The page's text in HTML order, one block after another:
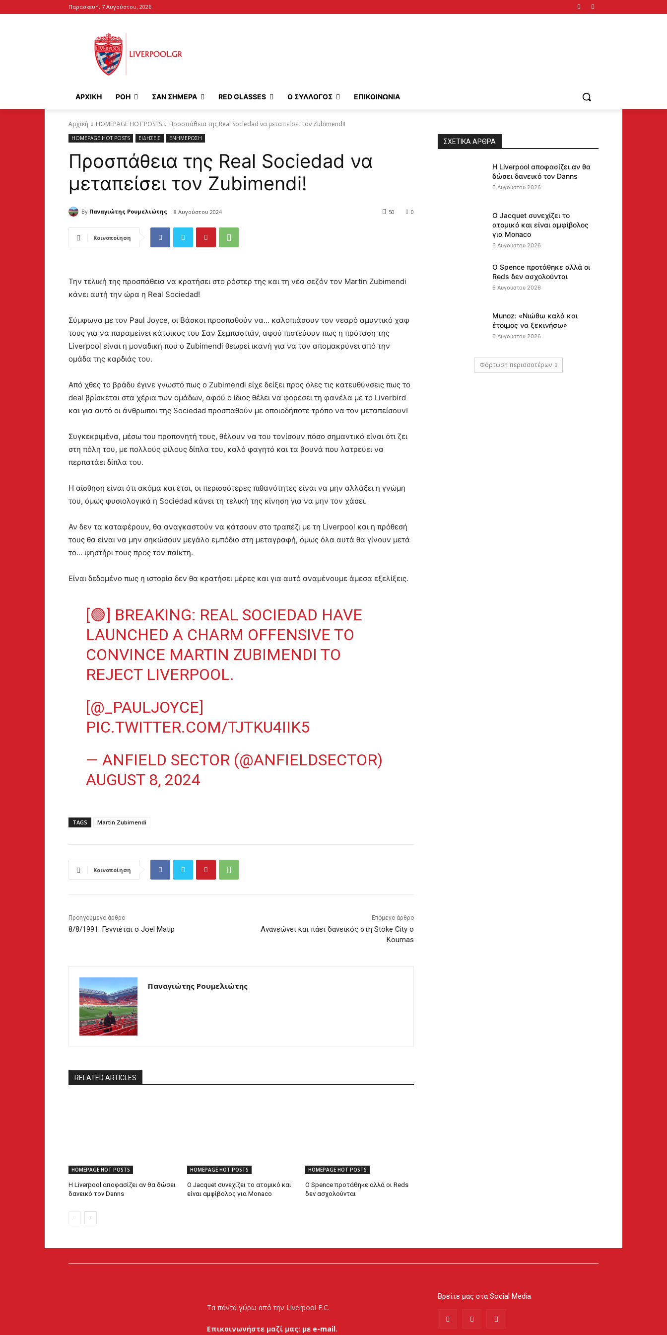
Παρασκευή, 7 Αυγούστου, 2026
ΑΡΧΙΚΉ ΡΟΗ ΣΑΝ ΣΗΜΕΡΑ RED GLASSES Ο ΣΥΛΛΟΓΟΣ ΕΠΙΚΟΙΝΩΝΙΑ
Αρχική HOMEPAGE HOT POSTS Προσπάθεια της Real Sociedad να μεταπείσει τον Zubimendi!
HOMEPAGE HOT POSTS ΕΙΔΗΣΕΙΣ ΕΝΗΜΕΡΩΣΗ
Προσπάθεια της Real Sociedad να
μεταπείσει τον Zubimendi!
By Παναγιώτης Ρουμελιώτης 8 Αυγούστου 2024 0
50
Κοινοποίηση
Την τελική της προσπάθεια να κρατήσει στο ρόστερ της και τη νέα σεζόν τον Martin Zubimendi
κάνει αυτή την ώρα η Real Sociedad!
Σύμφωνα με τον Paul Joyce, οι Βάσκοι προσπαθούν να… καλοπιάσουν τον νεαρό αμυντικό χαφ
τους για να παραμείνει κάτοικος του Σαν Σεμπαστιάν, αφού πιστεύουν πως η πρόταση της
Liverpool είναι η μοναδική που ο Zubimendi θεωρεί ικανή για να τον απομακρύνει από την
ομάδα της καρδιάς του.
Από χθες το βράδυ έγινε γνωστό πως o Zubimendi είχε δείξει προς όλες τις κατευθύνσεις πως το
deal βρίσκεται στα χέρια των ομάδων, αφού ο ίδιος θέλει να φορέσει τη φανέλα με το Liverbird
και για αυτό οι άνθρωποι της Sociedad προσπαθούν με οποιοδήποτε τρόπο να τον μεταπείσουν!
Συγκεκριμένα, μέσω του προπονητή τους, θέλουν να του τονίσουν πόσο σημαντικό είναι ότι ζει
στη πόλη του, με πολλούς φίλους δίπλα του, καλό φαγητό και τα βουνά που λατρεύει να
περπατάει δίπλα του.
Η αίσθηση είναι ότι ακόμα και έτσι, οι περισσότερες πιθανότητες είναι να μην αλλάξει η γνώμη
του, όμως φυσιολογικά η Sociedad κάνει τη τελική της κίνηση για να μην τον χάσει.
Αν δεν τα καταφέρουν, θα αναγκαστούν να κάτσουν στο τραπέζι με τη Liverpool και η πρόθεσή
τους θα είναι να μην σηκώσουν μεγάλο εμπόδιο στη μεταγραφή, όμως όλα αυτά θα γίνουν μετά
το… ψηστήρι τους προς τον παίκτη.
Είναι δεδομένο πως η ιστορία δεν θα κρατήσει μέρες και για αυτό αναμένουμε άμεσα εξελίξεις.
[🟢] BREAKING: REAL SOCIEDAD HAVE
LAUNCHED A CHARM OFFENSIVE TO
CONVINCE MARTIN ZUBIMENDI TO
REJECT LIVERPOOL.
[@_PAULJOYCE]
PIC.TWITTER.COM/TJTKU4IIK5
— ANFIELD SECTOR (@ANFIELDSECTOR)
AUGUST 8, 2024
TAGS Martin Zubimendi
Κοινοποίηση
Προηγούμενο άρθρο
8/8/1991: Γεννιέται ο Joel Matip
Επόμενο άρθρο
Ανανεώνει και πάει δανεικός στη Stoke City ο
Koumas
Παναγιώτης Ρουμελιώτης
RELATED ARTICLES
HOMEPAGE HOT POSTS
Η Liverpool αποφασίζει αν θα δώσει
δανεικό τον Danns
HOMEPAGE HOT POSTS
Ο Jacquet συνεχίζει το ατομικό και
είναι αμφίβολος για Monaco
HOMEPAGE HOT POSTS
Ο Spence προτάθηκε αλλά οι Reds
δεν ασχολούνται
ΣΧΕΤΙΚΆ ΆΡΘΡΑ
Η Liverpool αποφασίζει αν θα
δώσει δανεικό τον Danns
6 Αυγούστου 2026
Ο Jacquet συνεχίζει το
ατομικό και είναι αμφίβολος
για Monaco
6 Αυγούστου 2026
Ο Spence προτάθηκε αλλά οι
Reds δεν ασχολούνται
6 Αυγούστου 2026
Munoz: «Νιώθω καλά και
έτοιμος να ξεκινήσω»
6 Αυγούστου 2026
Φόρτωση περισσοτέρων
Τα πάντα γύρω από την Liverpool F.C.
Επικοινωνήστε μαζί μας: με e-mail.
Βρείτε μας στα Social Media